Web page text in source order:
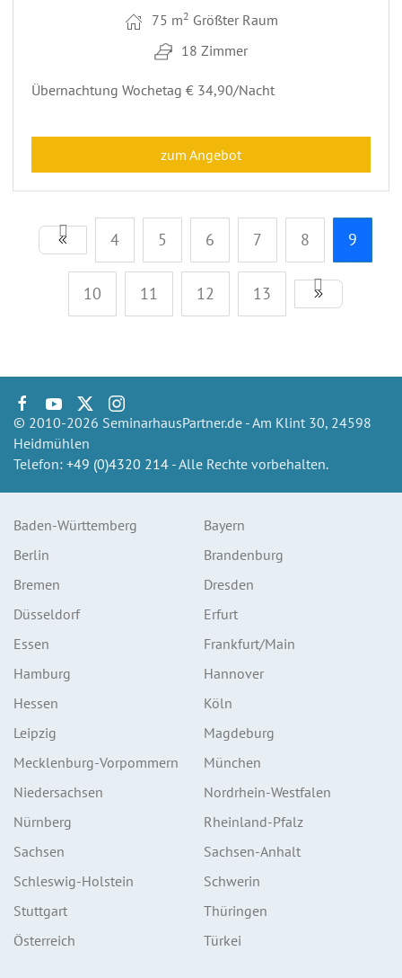
75 m2 Größter Raum
18 Zimmer
Übernachtung Wochetag € 34,90/Nacht
zum Angebot
4 5 6 7 8 9
10 11 12 13
© 2010-2026 SeminarhausPartner.de - Am Klint 30, 24598
Heidmühlen
Telefon: +49 (0)4320 214 - Alle Rechte vorbehalten.
Baden-Württemberg
Bayern
Berlin
Brandenburg
Bremen
Dresden
Düsseldorf
Erfurt
Essen
Frankfurt/Main
Hamburg
Hannover
Hessen
Köln
Leipzig
Magdeburg
Mecklenburg-Vorpommern
München
Niedersachsen
Nordrhein-Westfalen
Nürnberg
Rheinland-Pfalz
Sachsen
Sachsen-Anhalt
Schleswig-Holstein
Schwerin
Stuttgart
Thüringen
Österreich
Türkei